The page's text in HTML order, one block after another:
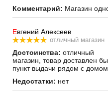
Комментарий: Магазин
Евгений Алексеев
отличный магазин
Достоинства: отличный
магазин, товар доставлен
пункт выдачи рядом с
Недостатки: нет